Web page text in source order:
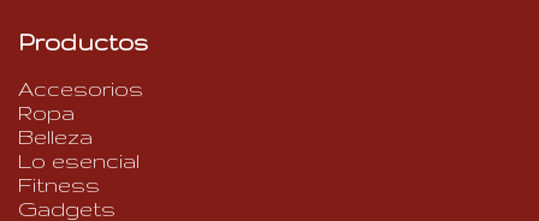
Productos
Accesorios
Ropa
Belleza
Lo esencial
Fitness
Gadgets